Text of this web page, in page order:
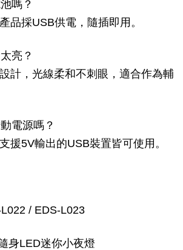
嗎？
品採USB供電，隨插即用。
亮？
計，光線柔和不刺眼，適合作為輔
電源嗎？
援5V輸出的USB裝置皆可使用。
/ EDS-L023
身LED迷你小夜燈